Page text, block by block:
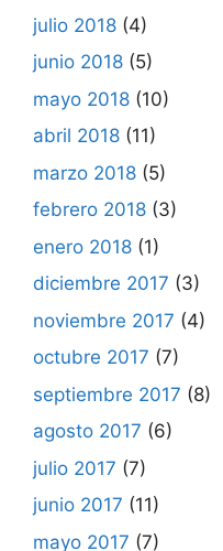
julio 2018 (4)
junio 2018 (5)
mayo 2018 (10)
abril 2018 (11)
marzo 2018 (5)
febrero 2018 (3)
enero 2018 (1)
diciembre 2017 (3)
noviembre 2017 (4)
octubre 2017 (7)
septiembre 2017 (8)
agosto 2017 (6)
julio 2017 (7)
junio 2017 (11)
mayo 2017 (7)